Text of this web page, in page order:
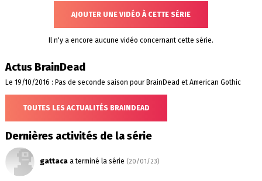
AJOUTER UNE VIDÉO À CETTE SÉRIE
Il n'y a encore aucune vidéo concernant cette série.
Actus BrainDead
Le 19/10/2016 : Pas de seconde saison pour BrainDead et American Gothic
TOUTES LES ACTUALITÉS BRAINDEAD
Dernières activités de la série
gattacaa terminé la série (20/01/23)